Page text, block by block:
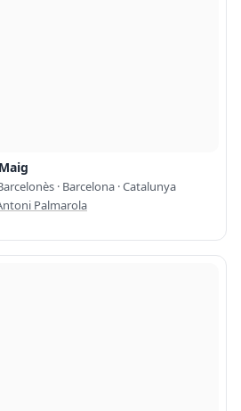
· Barcelona · Catalunya
Palmarola